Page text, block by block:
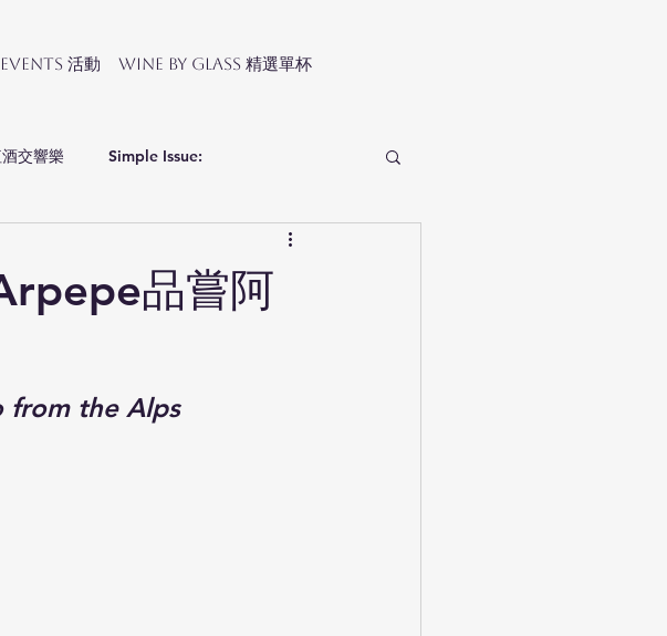
Events 活動 Wine by Glass 精選單杯
交響樂 Simple Issue:
品嘗阿
from the Alps